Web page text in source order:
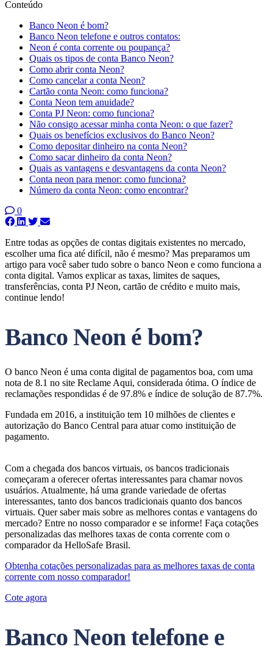
Conteúdo
Banco Neon é bom?
Banco Neon telefone e outros contatos:
Neon é conta corrente ou poupança?
Quais os tipos de conta Banco Neon?
Como abrir conta Neon?
Como cancelar a conta Neon?
Cartão conta Neon: como funciona?
Conta Neon tem anuidade?
Conta PJ Neon: como funciona?
Não consigo acessar minha conta Neon: o que fazer?
Quais os benefícios exclusivos do Banco Neon?
Como depositar dinheiro na conta Neon?
Como sacar dinheiro da conta Neon?
Quais as vantagens e desvantagens da conta Neon?
Conta neon para menor: como funciona?
Número da conta Neon: como encontrar?
0
Entre todas as opções de contas digitais existentes no mercado,
escolher uma fica até difícil, não é mesmo? Mas preparamos um
artigo para você saber tudo sobre o banco Neon e como funciona a
conta digital. Vamos explicar as taxas, limites de saques,
transferências, conta PJ Neon, cartão de crédito e muito mais,
continue lendo!
Banco Neon é bom?
O banco Neon é uma conta digital de pagamentos boa, com uma
nota de 8.1 no site Reclame Aqui, considerada ótima. O índice de
reclamações respondidas é de 97.8% e índice de solução de 87.7%.
Fundada em 2016, a instituição tem 10 milhões de clientes e
autorização do Banco Central para atuar como instituição de
pagamento.
Com a chegada dos bancos virtuais, os bancos tradicionais
começaram a oferecer ofertas interessantes para chamar novos
usuários. Atualmente, há uma grande variedade de ofertas
interessantes, tanto dos bancos tradicionais quanto dos bancos
virtuais. Quer saber mais sobre as melhores contas e vantagens do
mercado? Entre no nosso comparador e se informe! Faça cotações
personalizadas das melhores taxas de conta corrente com o
comparador da HelloSafe Brasil.
Obtenha cotações personalizadas para as melhores taxas de conta
corrente com nosso comparador!
Cote agora
Banco Neon telefone e